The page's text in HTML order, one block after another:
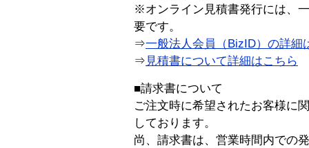
※オンライン見積書発行には、
要です。
⇒一般法人会員（BizID）の詳細
⇒ 見積書について詳細はこちら
■請求書について
ご注文時に希望されたお客様に
しております。
尚、請求書は、営業時間内での